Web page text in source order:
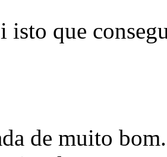
isto que
de muito bom.